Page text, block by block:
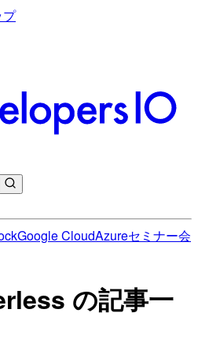
プ
Google CloudAzureセミナー会
の記事一